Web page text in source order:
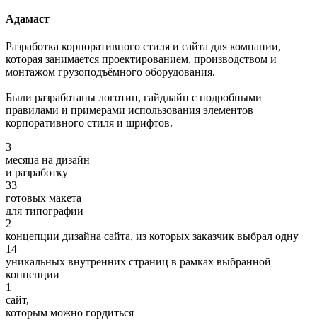
Адамаст
Разработка корпоративного стиля и сайта для компании,
которая занимается проектированием, производством и
монтажом грузоподъёмного оборудования.
Были разработаны логотип, гайдлайн с подробными
правилами и примерами использования элементов
корпоративного стиля и шрифтов.
3
месяца на дизайн
и разработку
33
готовых макета
для типографии
2
концепции дизайна сайта, из которых заказчик выбрал одну
14
уникальных внутренних страниц в рамках выбранной
концепции
1
сайт,
которым можно гордиться